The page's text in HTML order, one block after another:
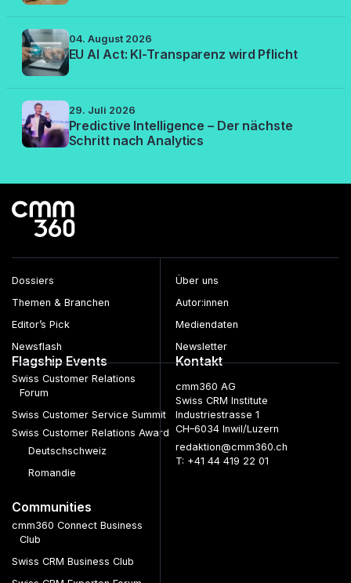
04. August 2026
EU AI Act: KI-Transparenz wird Pflicht
29. Juli 2026
Predictive Intelligence – Der nächste
Schritt nach Analytics
Dossiers
Themen & Branchen
Editor’s Pick
Newsflash
Über uns
Autor:innen
Mediendaten
Newsletter
Flagship Events
Swiss Customer Relations
Forum
Swiss Customer Service Summit
Swiss Customer Relations Award
Deutschschweiz
Romandie
Communities
cmm360 Connect Business
Club
Swiss CRM Business Club
Kontakt
cmm360 AG
Swiss CRM Institute
Industriestrasse 1
CH–6034 Inwil/Luzern
redaktion@cmm360.ch
T: +41 44 419 22 01